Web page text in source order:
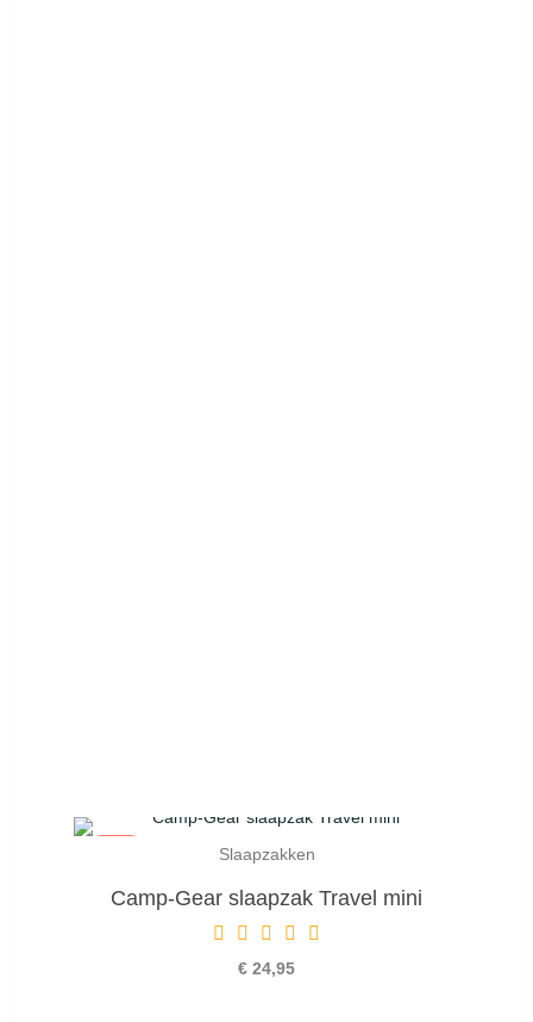
Slaapzakken
Camp-Gear slaapzak Travel mini
€ 24,95